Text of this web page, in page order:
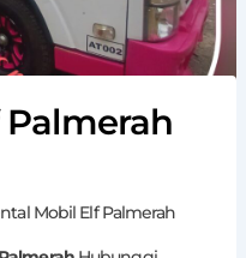
Mobil Elf Palmerah